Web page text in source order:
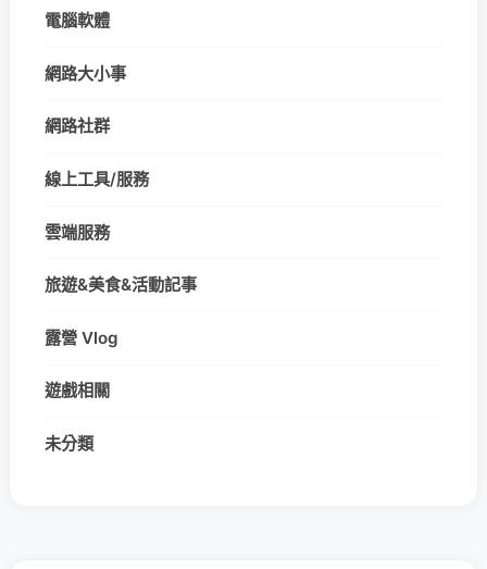
電腦軟體
網路大小事
網路社群
線上工具/服務
雲端服務
旅遊&美食&活動記事
露營 Vlog
遊戲相關
未分類